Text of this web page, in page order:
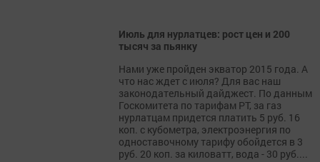
Июль для нурлатцев: рост цен и 200
тысяч за пьянку
Нами уже пройден экватор 2015 года. А
что нас ждет с июля? Для вас наш
законодательный дайджест. По данным
Госкомитета по тарифам РТ, за газ
нурлатцам придется платить 5 руб. 16
коп. с кубометра, электроэнергия по
одноставочному тарифу обойдется в 3
руб. 20 коп. за киловатт, вода - 30 руб....